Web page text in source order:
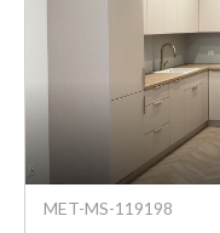
MET-MS-119198